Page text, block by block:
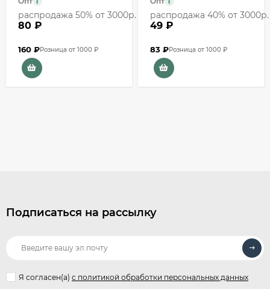
распродажа 50% от 3000р.
80 ₽
160 ₽Розница от 1000 ₽
распродажа 40% от 3000р.
49 ₽
83 ₽Розница от 1000 ₽
Подписаться на рассылку
Я согласен(a) с политикой обработки персональных данных